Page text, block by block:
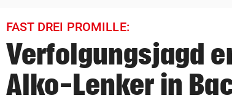
bookmark
Suchbegriff
eingeben
FAST DREI PROMILLE:
Verfolgungsjagd
Alko-Lenker in